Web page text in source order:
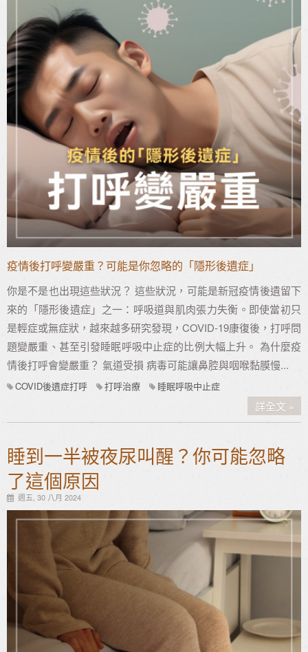
疫情後打呼變嚴重？可能是你忽略的「隱形後遺症」
你是不是也出現這些狀況？ 這些狀況，可能是新冠疫情後遺留下
來的「隱形後遺症」之一：呼吸道與肌肉張力失衡。即使當初只
是輕症或無症狀，越來越多研究發現，COVID-19康復後，打呼問
題變嚴重、甚至引發睡眠呼吸中止症的比例大幅上升。 為什麼疫
情後打呼會變嚴重？ 氣道受損 病毒可能讓鼻腔與咽喉黏膜慢...
COVID後遺症打呼 打呼治療 睡眠呼吸中止症
詳全文
睡到一半被夜尿叫醒？你可能忽略
了這個原因
週五, 30 八月 2024